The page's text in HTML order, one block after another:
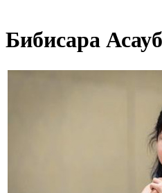
Бибисара